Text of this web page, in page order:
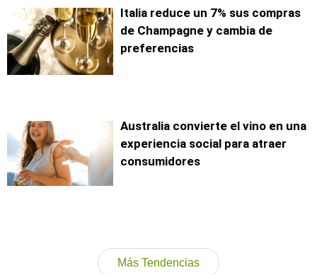
Italia reduce un 7% sus compras
de Champagne y cambia de
preferencias
Australia convierte el vino en una
experiencia social para atraer
consumidores
Más Tendencias